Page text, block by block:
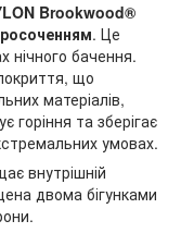
Brookwood®
. Це
нічного бачення.
що
матеріалів,
горіння та зберігає
умовах.
внутрішній
двома бігунками